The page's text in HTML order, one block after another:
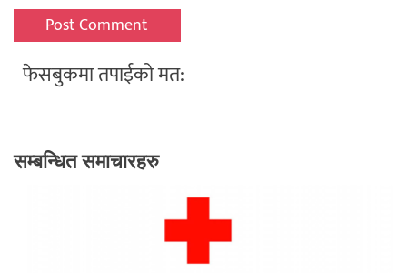
फेसबुकमा तपाईको मत:
सम्बन्धित समाचारहरु